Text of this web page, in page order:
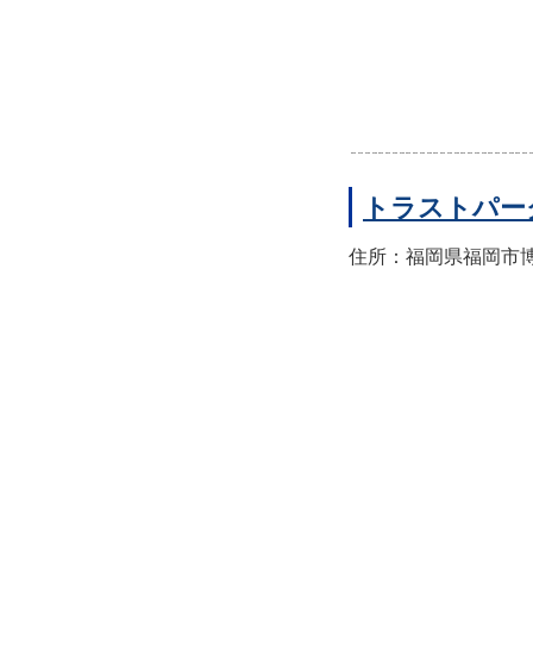
トラストパ
住所：福岡県福岡市